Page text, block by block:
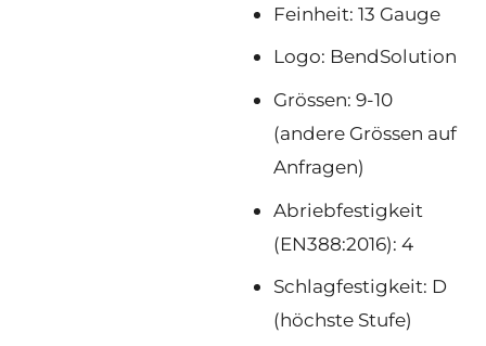
Feinheit: 13 Gauge
Logo: BendSolution
Grössen: 9-10
(andere Grössen auf
Anfragen)
Abriebfestigkeit
(EN388:2016): 4
Schlagfestigkeit: D
(höchste Stufe)